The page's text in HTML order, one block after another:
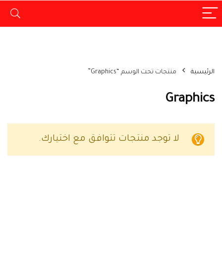
الرئيسية منتجات تحت الوسم “Graphics”
Graphics
لا توجد منتجات تتوافق مع اختيارك.